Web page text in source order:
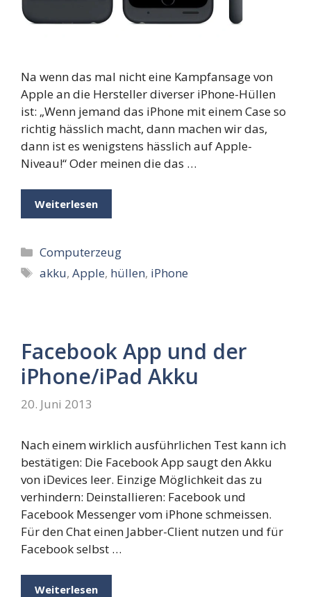
Na wenn das mal nicht eine Kampfansage von
Apple an die Hersteller diverser iPhone-Hüllen
ist: „Wenn jemand das iPhone mit einem Case so
richtig hässlich macht, dann machen wir das,
dann ist es wenigstens hässlich auf Apple-
Niveau!“ Oder meinen die das …
Weiterlesen
Kategorien
Computerzeug
Schlagwörter
akku,Apple, hüllen, iPhone
Facebook App und der
iPhone/iPad Akku
20. Juni 2013
Nach einem wirklich ausführlichen Test kann ich
bestätigen: Die Facebook App saugt den Akku
von iDevices leer. Einzige Möglichkeit das zu
verhindern: Deinstallieren: Facebook und
Facebook Messenger vom iPhone schmeissen.
Für den Chat einen Jabber-Client nutzen und für
Facebook selbst …
Weiterlesen